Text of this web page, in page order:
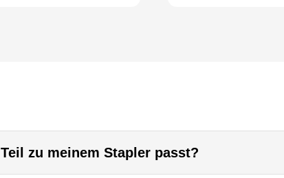
zu meinem Stapler passt?